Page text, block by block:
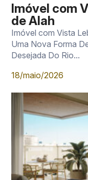
Imóvel com
de Alah
Imóvel com Vista
Uma Nova Forma
Desejada Do Rio...
18/maio/2026